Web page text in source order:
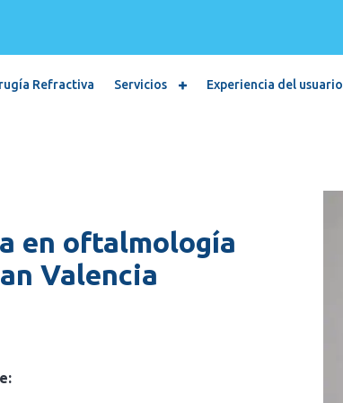
Refractiva Servicios Experiencia del usuario
en oftalmología
Valencia